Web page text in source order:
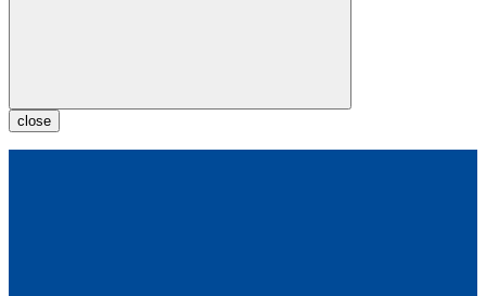
close